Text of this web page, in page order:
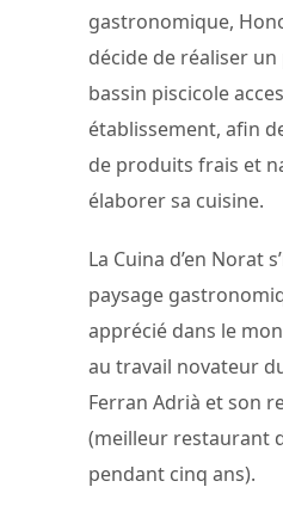
gastronomique,
décide de réaliser
bassin piscicole
établissement, afin
de produits frais et
élaborer sa cuisine.
La Cuina d’en Norat
paysage
apprécié dans le
au travail novateur
Ferran Adrià et son
(meilleur restaurant
pendant cinq ans).